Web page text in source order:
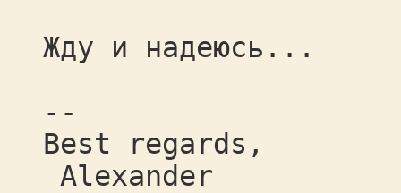
Жду и надеюсь...
--
Best regards,
Alexander